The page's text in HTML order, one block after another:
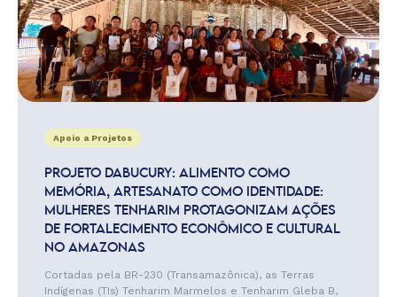
Apoio a Projetos
PROJETO DABUCURY: ALIMENTO COMO
MEMÓRIA, ARTESANATO COMO IDENTIDADE:
MULHERES TENHARIM PROTAGONIZAM AÇÕES
DE FORTALECIMENTO ECONÔMICO E CULTURAL
NO AMAZONAS
Cortadas pela BR-230 (Transamazônica), as Terras
Indígenas (TIs) Tenharim Marmelos e Tenharim Gleba B,